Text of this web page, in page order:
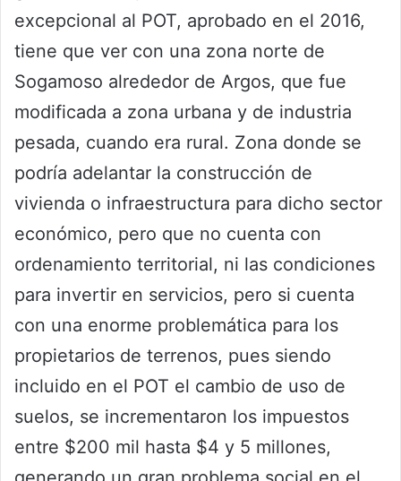
excepcional al POT, aprobado en el 2016,
tiene que ver con una zona norte de
Sogamoso alrededor de Argos, que fue
modificada a zona urbana y de industria
pesada, cuando era rural. Zona donde se
podría adelantar la construcción de
vivienda o infraestructura para dicho sector
económico, pero que no cuenta con
ordenamiento territorial, ni las condiciones
para invertir en servicios, pero si cuenta
con una enorme problemática para los
propietarios de terrenos, pues siendo
incluido en el POT el cambio de uso de
suelos, se incrementaron los impuestos
entre $200 mil hasta $4 y 5 millones,